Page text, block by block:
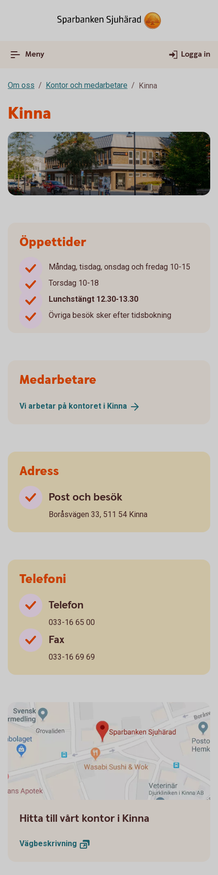
Meny Logga in
Om oss Kontor och medarbetare Kinna
Kinna
Öppettider
Måndag, tisdag, onsdag och fredag 10-15
Torsdag 10-18
Lunchstängt 12.30-13.30
Övriga besök sker efter tidsbokning
Medarbetare
Vi arbetar på kontoret i Kinna
Adress
Post och besök
Boråsvägen 33, 511 54 Kinna
Telefoni
Telefon
033-16 65 00
Fax
033-16 69 69
Hitta till vårt kontor i Kinna
Vägbeskrivning